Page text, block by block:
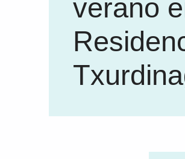
verano